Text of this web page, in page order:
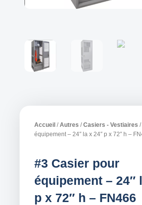
Accueil /Autres /Casiers - Vestiaires
équipement – 24″ la x 24″ p x 72″ h –
#3 Casier pour
équipement – 24″
p x 72″ h – FN466